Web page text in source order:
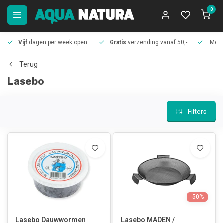
0
Vijf dagen per week open. Gratis verzending vanaf 50,-
Terug
Lasebo
Filters
Lasebo Dauwwormen
-50%
Lasebo MADEN /